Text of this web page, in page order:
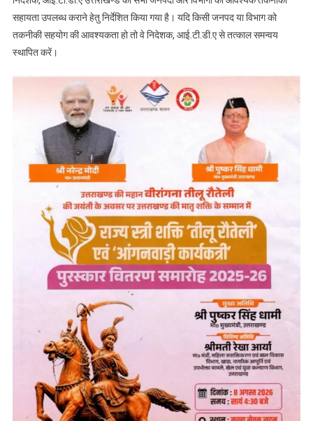
सहायता उपलब्ध कराने हेतु निर्देशित किया गया है। यदि किसी जनपद या विभाग को
तकनीकी सहयोग की आवश्यकता हो तो वे निदेशक, आई.टी.डी.ए से तत्काल समन्वय
स्थापित करें।